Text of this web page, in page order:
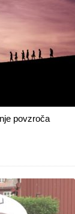
povzroča